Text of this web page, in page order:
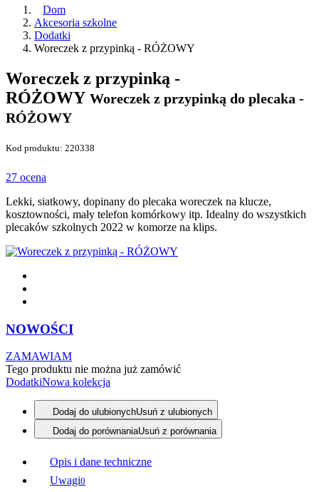
Dom
Akcesoria szkolne
Dodatki
Woreczek z przypinką - RÓŻOWY
Woreczek z przypinką -
RÓŻOWY Woreczek z przypinką do plecaka -
RÓŻOWY
Kod produktu: 220338
27 ocena
Lekki, siatkowy, dopinany do plecaka woreczek na klucze,
kosztowności, mały telefon komórkowy itp. Idealny do wszystkich
plecaków szkolnych 2022 w komorze na klips.
NOWOŚCI
ZAMAWIAM
Tego produktu nie można już zamówić
DodatkiNowa kolekcja
Dodaj do ulubionychUsuń z ulubionych
Dodaj do porównaniaUsuń z porównania
Opis i dane techniczne
Uwagi0